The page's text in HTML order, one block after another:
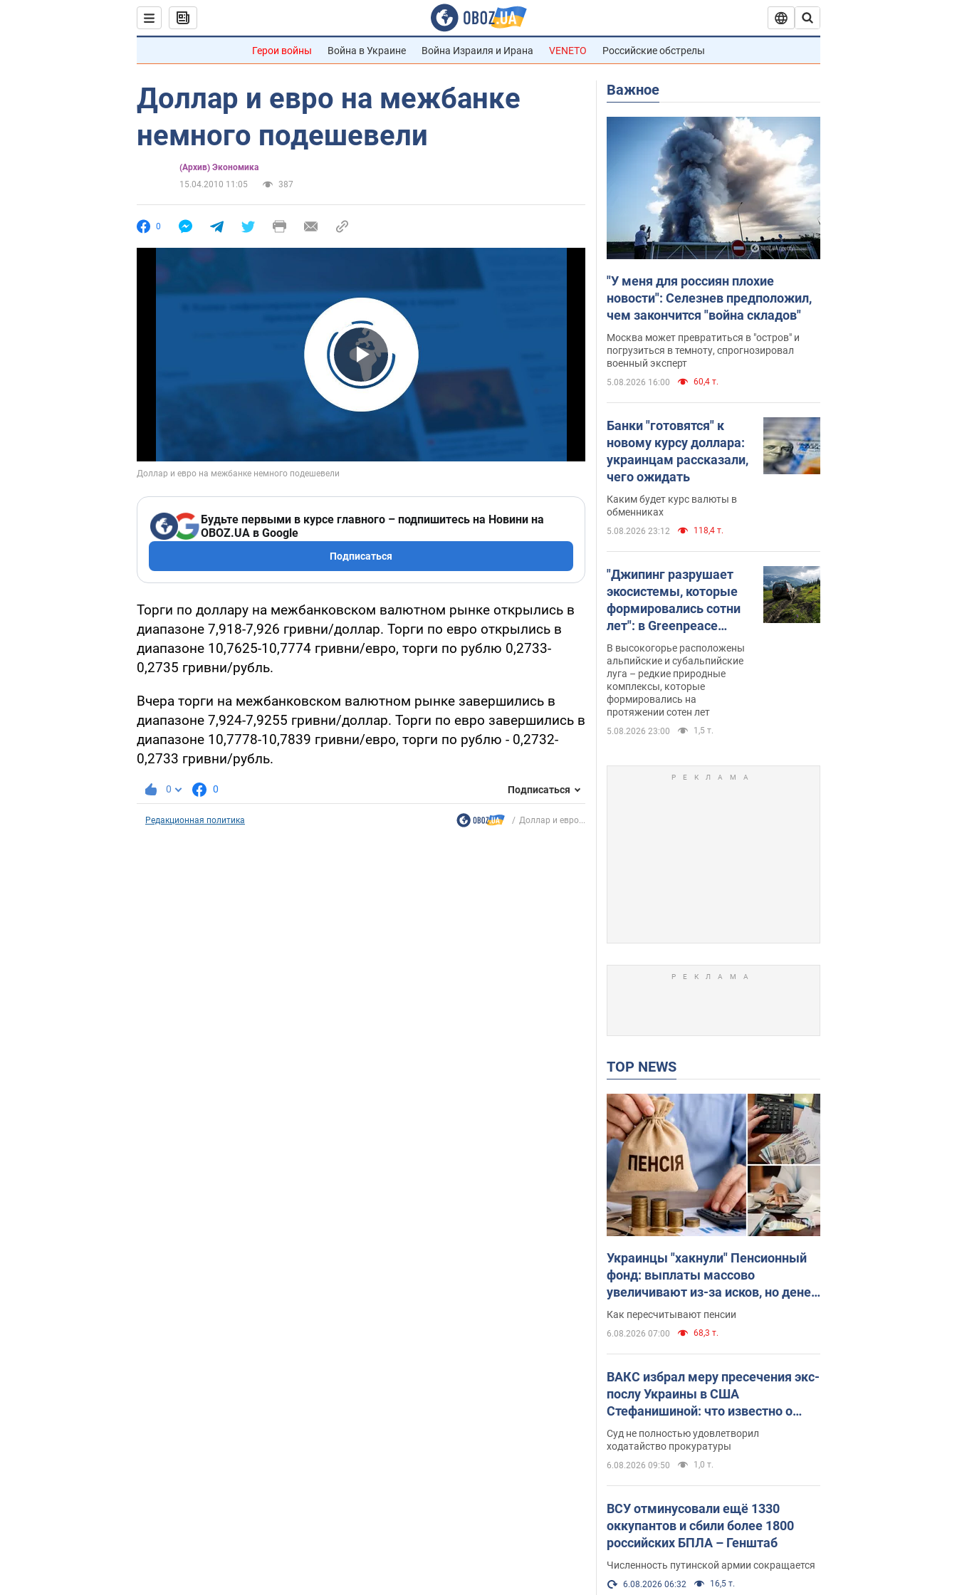
Герои войны Война в Украине Война Израиля и Ирана VENETO Российские обстрелы
Доллар и евро на межбанке
немного подешевели
(Архив) Экономика
15.04.2010 11:05
387
0
Play Video
Будьте первыми в курсе главного – подпишитесь на Новини на
OBOZ.UA в Google
Подписаться
Торги по доллару на межбанковском валютном рынке открылись в
диапазоне 7,918-7,926 гривни/доллар. Торги по евро открылись в
диапазоне 10,7625-10,7774 гривни/евро, торги по рублю 0,2733-
0,2735 гривни/рубль.
Вчера торги на межбанковском валютном рынке завершились в
диапазоне 7,924-7,9255 гривни/доллар. Торги по евро завершились в
диапазоне 10,7778-10,7839 гривни/евро, торги по рублю - 0,2732-
0,2733 гривни/рубль.
0 0 Подписаться
Редакционная политика Доллар и евро...
Важное
"У меня для россиян плохие
новости": Селезнев предположил,
чем закончится "война складов"
Москва может превратиться в "остров" и
погрузиться в темноту, спрогнозировал
военный эксперт
5.08.2026 16:00 60,4 т.
Банки "готовятся" к
новому курсу доллара:
украинцам рассказали,
чего ожидать
Каким будет курс валюты в
обменниках
5.08.2026 23:12 118,4 т.
"Джипинг разрушает
экосистемы, которые
формировались сотни
лет": в Greenpeace
забили тревогу
В высокогорье расположены
альпийские и субальпийские
луга – редкие природные
комплексы, которые
формировались на
протяжении сотен лет
5.08.2026 23:00 1,5 т.
TOP NEWS
Украинцы "хакнули" Пенсионный
фонд: выплаты массово
увеличивают из-за исков, но денег
не хватает
Как пересчитывают пенсии
6.08.2026 07:00 68,3 т.
ВАКС избрал меру пресечения экс-
послу Украины в США
Стефанишиной: что известно о
деле
Суд не полностью удовлетворил
ходатайство прокуратуры
6.08.2026 09:50 1,0 т.
ВСУ отминусовали ещё 1330
оккупантов и сбили более 1800
российских БПЛА – Генштаб
Численность путинской армии сокращается
6.08.2026 06:32 16,5 т.